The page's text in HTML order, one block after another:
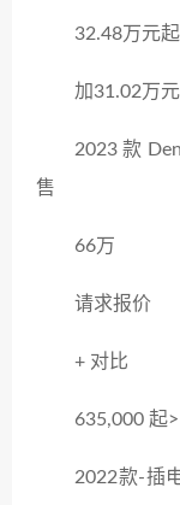
32.48万元
加31.02万
2023 款
售
66万
请求报价
+ 对比
635,000 起>
2022款-插